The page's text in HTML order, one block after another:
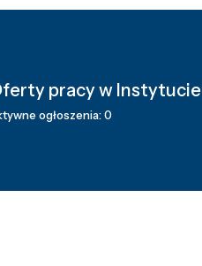
pracy w Instytucie
ogłoszenia: 0